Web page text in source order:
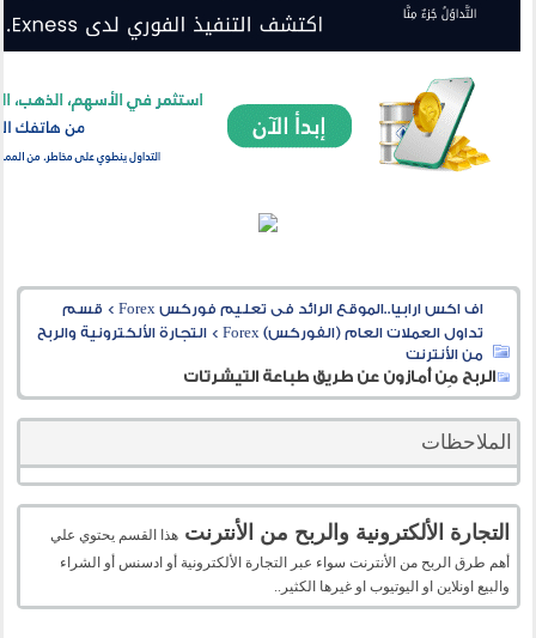
اف اكس ارابيا..الموقع الرائد فى تعليم فوركس Forex > قسم
تداول العملات العام (الفوركس) Forex
>التجارة الألكترونية والربح
من الأنترنت
الربح مِن أمازون عن طريق طباعة التيشرتات
الملاحظات
التجارة الألكترونية والربح من الأنترنت هذا القسم يحتوي علي
أهم طرق الربح من الأنترنت سواء عبر التجارة الألكترونية أو ادسنس أو الشراء
والبيع اونلاين او اليوتيوب او غيرها الكثير..